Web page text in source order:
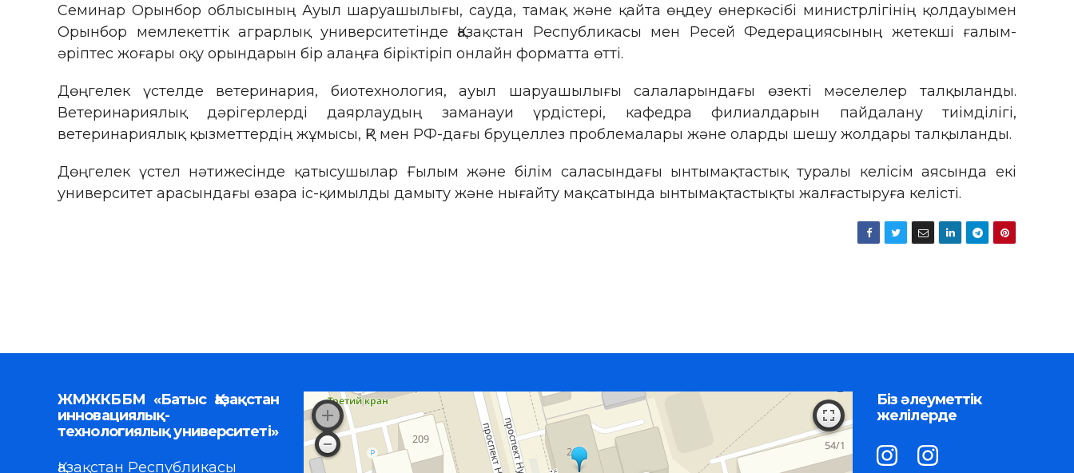
Семинар Орынбор облысының Ауыл шаруашылығы, сауда, тамақ және қайта өңдеу өнеркәсібі министрлігінің қолдауымен
Орынбор мемлекеттік аграрлық университетінде Қазақстан Республикасы мен Ресей Федерациясының жетекші ғалым-
әріптес жоғары оқу орындарын бір алаңға біріктіріп онлайн форматта өтті.
Дөңгелек үстелде ветеринария, биотехнология, ауыл шаруашылығы салаларындағы өзекті мәселелер талқыланды.
Ветеринариялық дәрігерлерді даярлаудың заманауи үрдістері, кафедра филиалдарын пайдалану тиімділігі,
ветеринариялық қызметтердің жұмысы, ҚР мен РФ-дағы бруцеллез проблемалары және оларды шешу жолдары талқыланды.
Дөңгелек үстел нәтижесінде қатысушылар Ғылым және білім саласындағы ынтымақтастық туралы келісім аясында екі
университет арасындағы өзара іс-қимылды дамыту және нығайту мақсатында ынтымақтастықты жалғастыруға келісті.
ЖМЖКББМ «Батыс Қазақстан
инновациялық-
технологиялық университеті»
Қазақстан Республикасы
Біз әлеуметтік
желілерде